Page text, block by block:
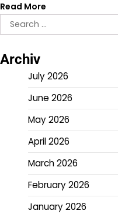
Read More
Search
for:
Archiv
July 2026
June 2026
May 2026
April 2026
March 2026
February 2026
January 2026